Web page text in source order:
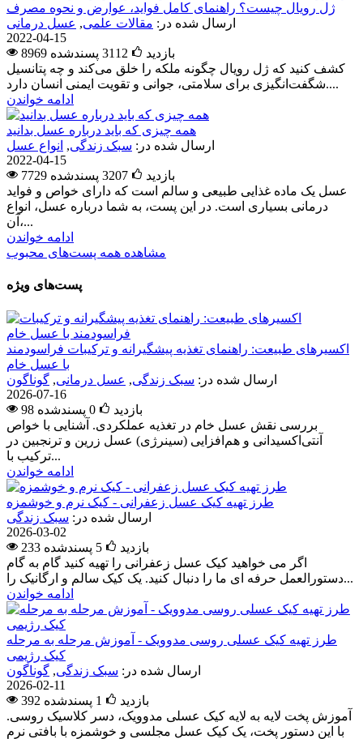
ژل رویال چیست؟ راهنمای کامل فواید، عوارض و نحوه مصرف
ارسال شده در: مقالات علمی, عسل درمانی
2022-04-15
8969 بازدید
3112 پسندشده
کشف کنید که ژل رویال چگونه ملکه را خلق می‌کند و چه پتانسیل
شگفت‌انگیزی برای سلامتی، جوانی و تقویت ایمنی انسان دارد....
ادامه خواندن
همه چیزی که باید درباره عسل بدانید
ارسال شده در: سبک زندگی, انواع عسل
2022-04-15
7729 بازدید
3207 پسندشده
عسل یک ماده غذایی طبیعی و سالم است که دارای خواص و فواید
درمانی بسیاری است. در این پست، به شما درباره عسل، انواع
آن،...
ادامه خواندن
مشاهده همه پست‌های محبوب
پست‌های ویژه
اکسیرهای طبیعت: راهنمای تغذیه پیشگیرانه و ترکیبات فراسودمند
با عسل خام
ارسال شده در: سبک زندگی, عسل درمانی, گوناگون
2026-07-16
98 بازدید
0 پسندشده
بررسی نقش عسل خام در تغذیه عملکردی. آشنایی با خواص
آنتی‌اکسیدانی و هم‌افزایی (سینرژی) عسل زرین و ترنجبین در
ترکیب با...
ادامه خواندن
طرز تهیه کیک عسل زعفرانی - کیک نرم و خوشمزه
ارسال شده در: سبک زندگی
2026-03-02
233 بازدید
5 پسندشده
اگر می خواهید کیک عسل زعفرانی را تهیه کنید گام به گام
دستورالعمل حرفه ای ما را دنبال کنید. یک کیک سالم و ارگانیک را...
ادامه خواندن
طرز تهیه کیک عسلی روسی مدوویک - آموزش مرحله به مرحله
کیک رژیمی
ارسال شده در: سبک زندگی, گوناگون
2026-02-11
392 بازدید
1 پسندشده
آموزش پخت لایه به لایه کیک عسلی مدوویک، دسر کلاسیک روسی.
با این دستور پخت، یک کیک عسل مجلسی و خوشمزه با بافتی نرم